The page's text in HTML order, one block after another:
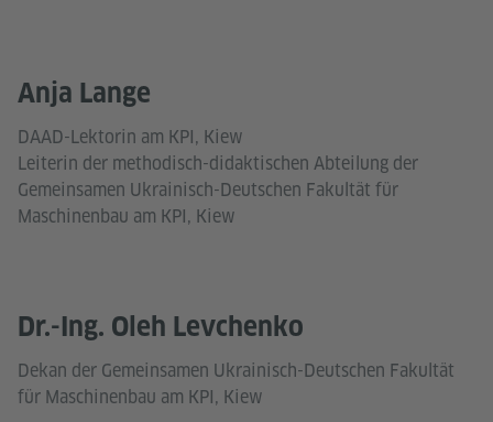
Anja Lange
DAAD-Lektorin am KPI, Kiew
Leiterin der methodisch-didaktischen Abteilung der
Gemeinsamen Ukrainisch-Deutschen Fakultät für
Maschinenbau am KPI, Kiew
Dr.-Ing. Oleh Levchenko
Dekan der Gemeinsamen Ukrainisch-Deutschen Fakultät
für Maschinenbau am KPI, Kiew